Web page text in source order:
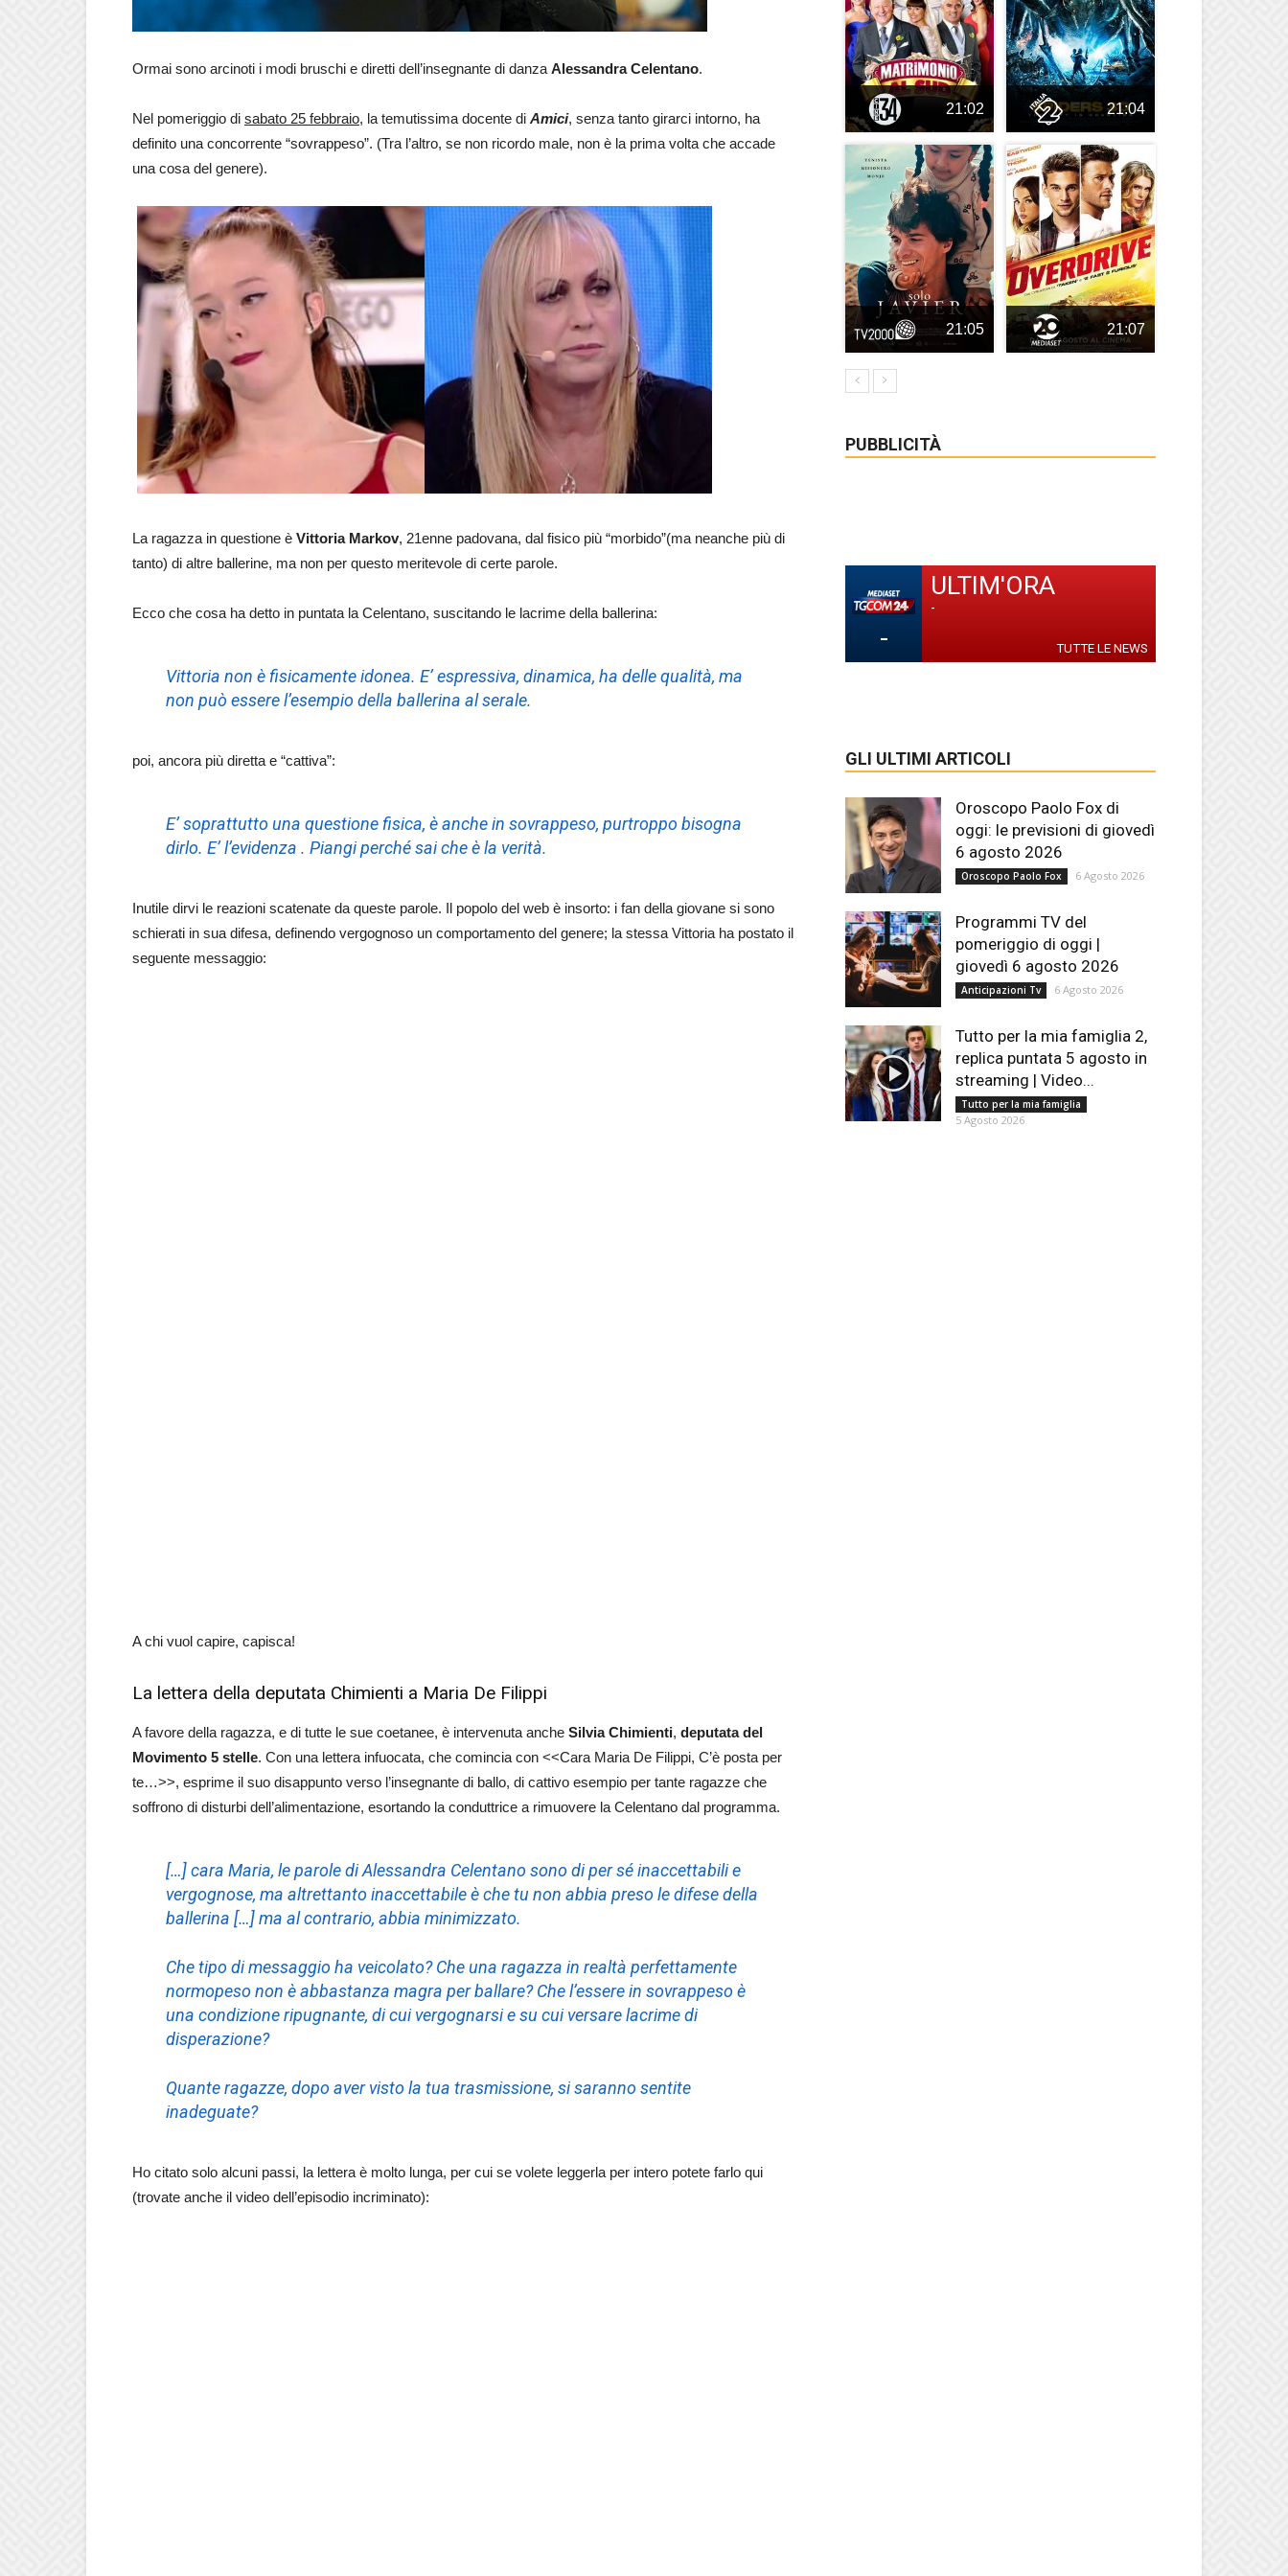
Ormai sono arcinoti i modi bruschi e diretti dell’insegnante di danza Alessandra Celentano.
Nel pomeriggio di sabato 25 febbraio, la temutissima docente di Amici, senza tanto girarci intorno, ha
definito una concorrente “sovrappeso”. (Tra l’altro, se non ricordo male, non è la prima volta che accade
una cosa del genere).
La ragazza in questione è Vittoria Markov, 21enne padovana, dal fisico più “morbido”(ma neanche più di
tanto) di altre ballerine, ma non per questo meritevole di certe parole.
Ecco che cosa ha detto in puntata la Celentano, suscitando le lacrime della ballerina:
Vittoria non è fisicamente idonea. E’ espressiva, dinamica, ha delle qualità, ma
non può essere l’esempio della ballerina al serale.
poi, ancora più diretta e “cattiva”:
E’ soprattutto una questione fisica, è anche in sovrappeso, purtroppo bisogna
dirlo. E’ l’evidenza . Piangi perché sai che è la verità.
Inutile dirvi le reazioni scatenate da queste parole. Il popolo del web è insorto: i fan della giovane si sono
schierati in sua difesa, definendo vergognoso un comportamento del genere; la stessa Vittoria ha postato il
seguente messaggio:
A chi vuol capire, capisca!
La lettera della deputata Chimienti a Maria De Filippi
A favore della ragazza, e di tutte le sue coetanee, è intervenuta anche Silvia Chimienti, deputata del
Movimento 5 stelle. Con una lettera infuocata, che comincia con <<Cara Maria De Filippi, C’è posta per
te…>>, esprime il suo disappunto verso l’insegnante di ballo, di cattivo esempio per tante ragazze che
soffrono di disturbi dell’alimentazione, esortando la conduttrice a rimuovere la Celentano dal programma.
[…] cara Maria, le parole di Alessandra Celentano sono di per sé inaccettabili e
vergognose, ma altrettanto inaccettabile è che tu non abbia preso le difese della
ballerina […] ma al contrario, abbia minimizzato.
Che tipo di messaggio ha veicolato? Che una ragazza in realtà perfettamente
normopeso non è abbastanza magra per ballare? Che l’essere in sovrappeso è
una condizione ripugnante, di cui vergognarsi e su cui versare lacrime di
disperazione?
Quante ragazze, dopo aver visto la tua trasmissione, si saranno sentite
inadeguate?
Ho citato solo alcuni passi, la lettera è molto lunga, per cui se volete leggerla per intero potete farlo qui
(trovate anche il video dell’episodio incriminato):
21:02 21:04
21:05 21:07
PUBBLICITÀ
-
ULTIM'ORA
-
TUTTE LE NEWS
GLI ULTIMI ARTICOLI
Oroscopo Paolo Fox di
oggi: le previsioni di giovedì
6 agosto 2026
Oroscopo Paolo Fox 6 Agosto 2026
Programmi TV del
pomeriggio di oggi |
giovedì 6 agosto 2026
Anticipazioni Tv 6 Agosto 2026
Tutto per la mia famiglia 2,
replica puntata 5 agosto in
streaming | Video...
Tutto per la mia famiglia
5 Agosto 2026